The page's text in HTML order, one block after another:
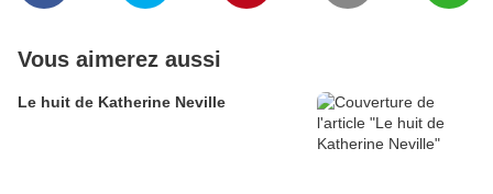
Vous aimerez aussi
Le huit de Katherine Neville